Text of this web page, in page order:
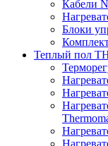
Кабели
Блоки
Теплый пол